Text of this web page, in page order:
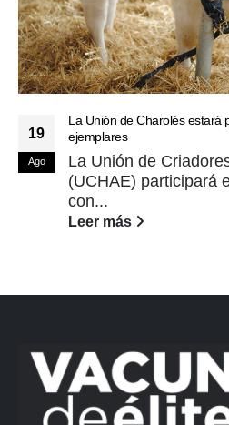
19
Ago
La Unión de Charolés estará
ejemplares
La Unión de
(UCHAE) participará
con...
Leer más